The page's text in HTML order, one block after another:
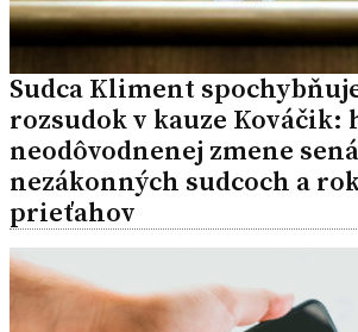
Sudca Kliment
rozsudok v kauze Kováčik:
neodôvodnenej zmene
nezákonných sudcoch a
prieťahov